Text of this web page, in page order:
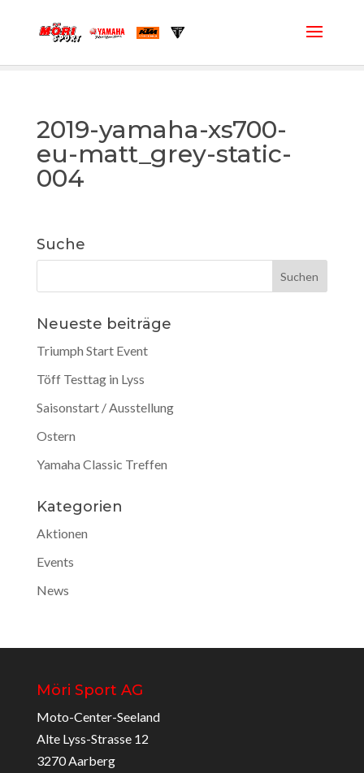
2019-yamaha-xs700-
eu-matt_grey-static-
004
Suche
Neueste beiträge
Triumph Start Event
Töff Testtag in Lyss
Saisonstart / Ausstellung
Ostern
Yamaha Classic Treffen
Kategorien
Aktionen
Events
News
Möri Sport AG
Moto-Center-Seeland
Alte Lyss-Strasse 12
3270 Aarberg